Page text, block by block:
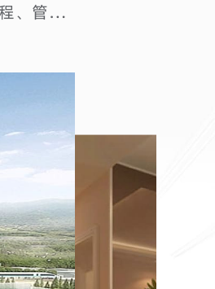
道路桥梁、水利工程、管